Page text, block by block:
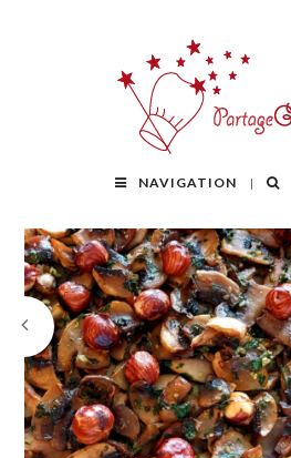
NAVIGATION